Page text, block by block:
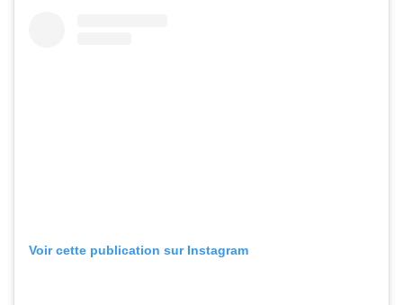
Voir cette publication sur Instagram